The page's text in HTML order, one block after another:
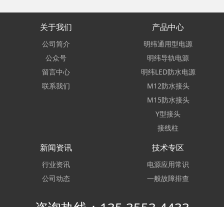
关于我们
公司简介
公众号
留言中心
联系我们
产品中心
明纬通用型电源
明纬导轨电源
明纬LED防水电源
M12防水接头
M15防水接头
Y型接头
接线柱
新闻资讯
行业资讯
公司动态
技术专区
电源应用常识
一般故障排查